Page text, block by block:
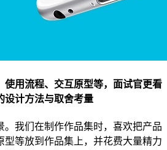
使用流程、交互原型等，面试官更看
设计方法与取舍考量
。我们在制作作品集时，喜欢把产品
型等放到作品集上，并花费大量精力